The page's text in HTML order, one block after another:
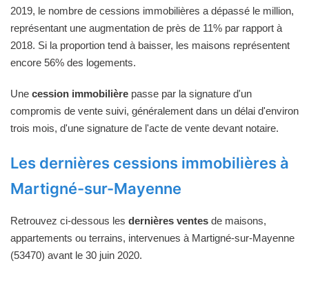
2019, le nombre de cessions immobilières a dépassé le million,
représentant une augmentation de près de 11% par rapport à
2018. Si la proportion tend à baisser, les maisons représentent
encore 56% des logements.
Une cession immobilière passe par la signature d'un
compromis de vente suivi, généralement dans un délai d'environ
trois mois, d'une signature de l'acte de vente devant notaire.
Les dernières cessions immobilières à
Martigné-sur-Mayenne
Retrouvez ci-dessous les dernières ventes de maisons,
appartements ou terrains, intervenues à Martigné-sur-Mayenne
(53470) avant le 30 juin 2020.